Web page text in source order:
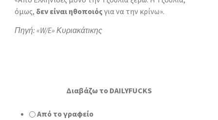
όμως, δεν είναι ηθοποιός για να την κρίνω».
Πηγή: «W/E» Κυριακάτικης
Διαβάζω το DAILYFUCKS
Από το γραφείο